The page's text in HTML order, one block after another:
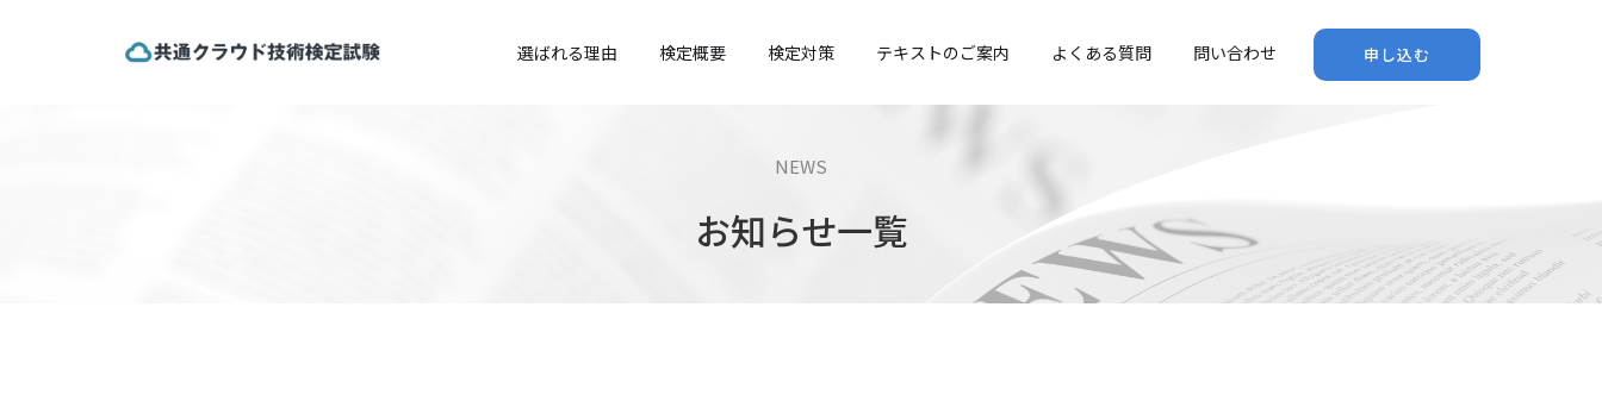
選ばれる理由 検定概要 検定対策 テキストのご案内 よくある質問 問い合わせ 申し込む
NEWS
お知らせ一覧